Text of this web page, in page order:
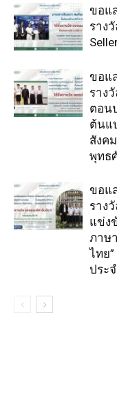
ขอแ
ราง
ขอแ
ราง
ตอน
ต้นแ
สังค
พุทธ
ขอแ
ราง
แข่ง
ภาษ
ไทย
ประ